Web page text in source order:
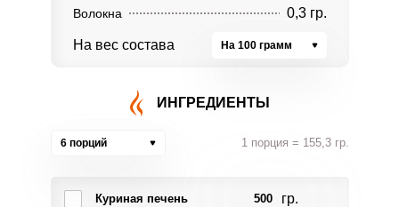
Волокна 0,3 гр.
На вес состава На 100 грамм
ИНГРЕДИЕНТЫ
6 порций 1 порция = 155,3 гр.
Куриная печень 500 гр.